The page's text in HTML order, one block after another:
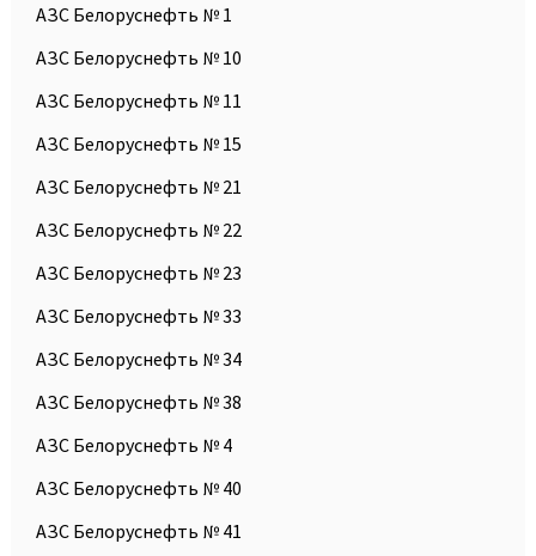
АЗС Белоруснефть № 1
АЗС Белоруснефть № 10
АЗС Белоруснефть № 11
АЗС Белоруснефть № 15
АЗС Белоруснефть № 21
АЗС Белоруснефть № 22
АЗС Белоруснефть № 23
АЗС Белоруснефть № 33
АЗС Белоруснефть № 34
АЗС Белоруснефть № 38
АЗС Белоруснефть № 4
АЗС Белоруснефть № 40
АЗС Белоруснефть № 41